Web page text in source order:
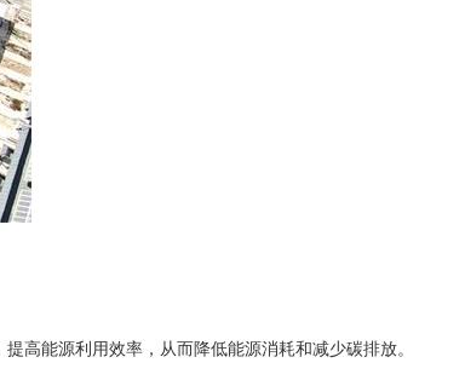
高能源利用效率，从而降低能源消耗和减少碳排放。